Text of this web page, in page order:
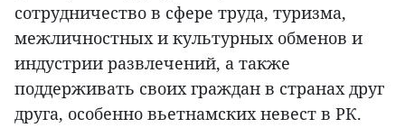
сотрудничество в сфере труда, туризма,
межличностных и культурных обменов и
индустрии развлечений, а также
поддерживать своих граждан в странах друг
друга, особенно вьетнамских невест в РК.